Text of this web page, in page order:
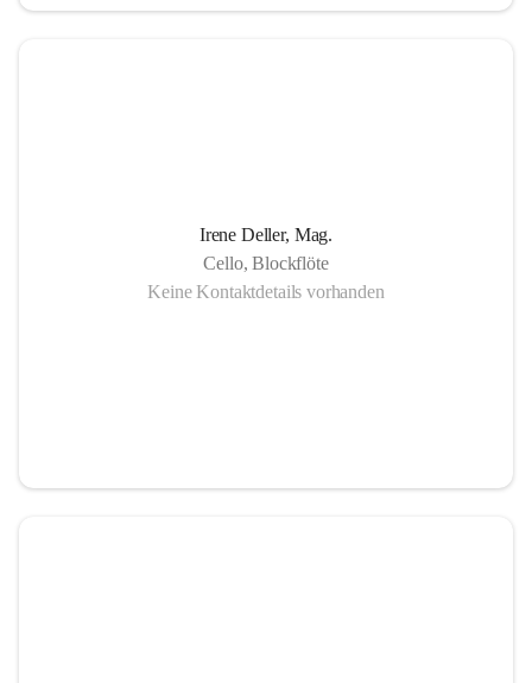
sich in der Fächervielfalt im künstlerischen Einzelunterricht
bis hin zu zahlreichen Ensembles. Damit ist gewährleistet,
dass jeder Musikschüler die Möglichkeit hat, sein erlerntes
Irene Deller, Mag.
Cello, Blockflöte
Keine Kontaktdetails vorhanden